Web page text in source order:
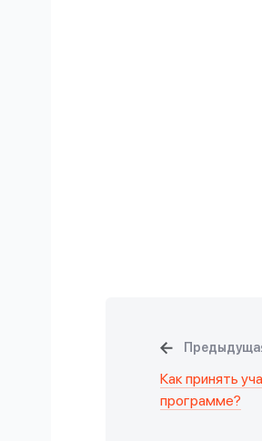
Как принять
программе?